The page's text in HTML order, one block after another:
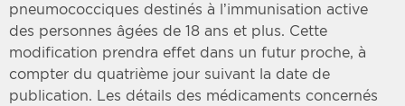
pneumococciques destinés à l’immunisation active
des personnes âgées de 18 ans et plus. Cette
modification prendra effet dans un futur proche, à
compter du quatrième jour suivant la date de
publication. Les détails des médicaments concernés